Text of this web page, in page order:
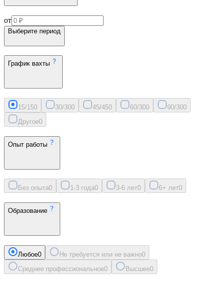
от
Выберите период
График вахты
15/150 30/300 45/450 60/300 90/300
Другое0
Опыт работы
Без опыта0 1-3 года0 3-6 лет0 6+ лет0
Образование
Любое0 Не требуется или не важно0
Среднее профессиональное0 Высшее0